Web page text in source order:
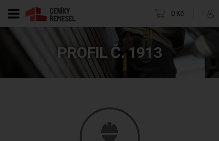
0 Kč
PROFIL Č. 1913